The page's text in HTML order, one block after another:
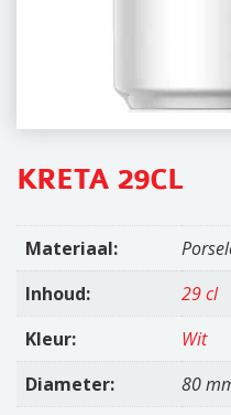
KRETA 29CL
Materiaal:
Inhoud:
29 cl
Kleur:
Wit
Diameter:
80